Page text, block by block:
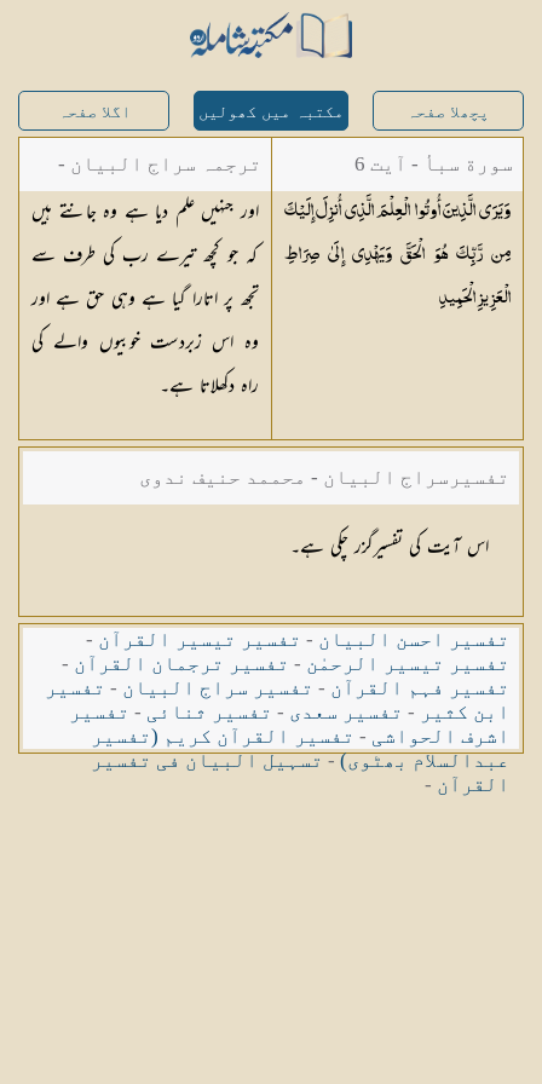
پچھلا صفحہ مکتبہ میں کھولیں اگلا صفحہ
سورة سبأ - آیت 6
وَيَرَى الَّذِينَ أُوتُوا الْعِلْمَ الَّذِي أُنزِلَ إِلَيْكَ
مِن رَّبِّكَ هُوَ الْحَقَّ وَيَهْدِي إِلَىٰ صِرَاطِ
الْعَزِيزِالْحَمِيدِ
ترجمہ سراج البیان -
مستفاد از ترجمتین
شاہ عبدالقادر دھلوی/
شاہ رفیع الدین دھلوی
اور جنہیں علم دیا ہے وہ جانتے ہیں
کہ جو کچھ تیرے رب کی طرف سے
تجھ پر اتارا گیا ہے وہی حق ہے اور
وہ اس زبردست خوبیوں والے کی
راہ دکھلاتا ہے۔
تفسیرسراج البیان - محممد حنیف ندوی
اس آیت کی تفسیرگزر چکی ہے۔
تفسیر احسن البیان - تفسیر تیسیر القرآن -
تفسیر تیسیر الرحمٰن - تفسیر ترجمان القرآن -
تفسیر فہم القرآن - تفسیر سراج البیان - تفسیر
ابن کثیر - تفسیر سعدی - تفسیر ثنائی - تفسیر
اشرف الحواشی - تفسیر القرآن کریم (تفسیر
عبدالسلام بھٹوی)-تسہیل البیان فی تفسیر
القرآن -